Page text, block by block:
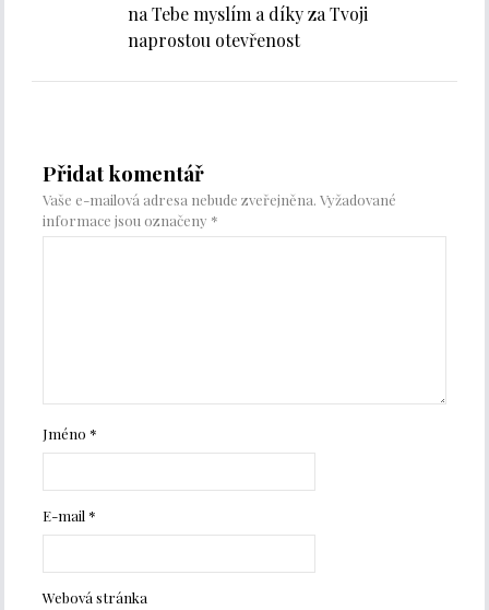
na Tebe myslím a díky za Tvoji
naprostou otevřenost
Přidat komentář
Vaše e-mailová adresa nebude zveřejněna. Vyžadované
informace jsou označeny *
Jméno*
E-mail*
Webová stránka